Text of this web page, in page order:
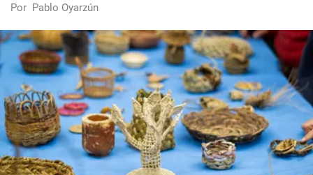
Por Pablo Oyarzún